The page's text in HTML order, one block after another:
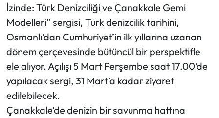
İzinde: Türk Denizciliği ve Çanakkale Gemi
Modelleri” sergisi, Türk denizcilik tarihini,
Osmanlı’dan Cumhuriyet’in ilk yıllarına uzanan
dönem çerçevesinde bütüncül bir perspektifle
ele alıyor. Açılışı 5 Mart Perşembe saat 17.00’de
yapılacak sergi, 31 Mart’a kadar ziyaret
edilebilecek.
Çanakkale’de denizin bir savunma hattına